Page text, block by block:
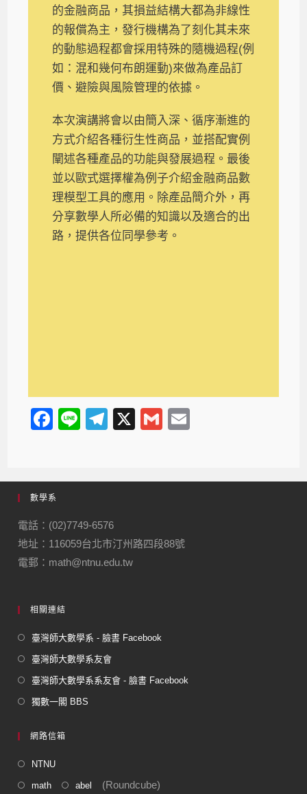
的金融商品，其損益結構大都為非線性
的報償為主，發行機構為了刻化其未來
的動態過程都會採用特殊的隨機過程(例
如：混和幾何布朗運動)來做為產品訂
價、避險與風險管理的依據。
本次演講將會以由簡入深、循序漸進的
方式介紹各種衍生性商品，並搭配實例
闡述各種產品的功能與發展過程。最後
並以歐式選擇權為例子介紹金融商品數
理模型工具的應用。除產品簡介外，再
分享數學人所必備的知識以及適合的出
路，提供各位同學參考。
F
e
b
o
o
k
Li
T
gr
m
X
G
數學系
電話：(02)7749-6576
地址：116059台北市汀州路四段88號
電郵：math@ntnu.edu.tw
相關連結
臺灣師大數學系 - 臉書 Facebook
臺灣師大數學系友會
臺灣師大數學系系友會 - 臉書 Facebook
獨數一閣 BBS
網路信箱
NTNU
math abel (Roundcube)